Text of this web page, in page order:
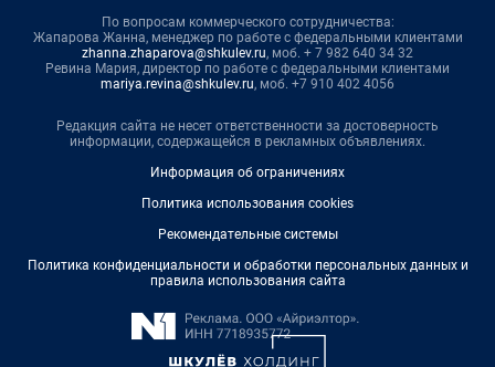
По вопросам коммерческого сотрудничества:
Жапарова Жанна, менеджер по работе с федеральными клиентами
zhanna.zhaparova@shkulev.ru, моб. + 7 982 640 34 32
Ревина Мария, директор по работе с федеральными клиентами
mariya.revina@shkulev.ru, моб. +7 910 402 4056
Редакция сайта не несет ответственности за достоверность
информации, содержащейся в рекламных объявлениях.
Информация об ограничениях
Политика использования cookies
Рекомендательные системы
Политика конфиденциальности и обработки персональных данных и
правила использования сайта